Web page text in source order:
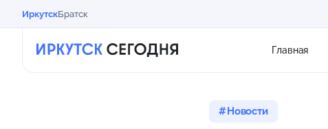
ИркутскБратск
Главная
Новости